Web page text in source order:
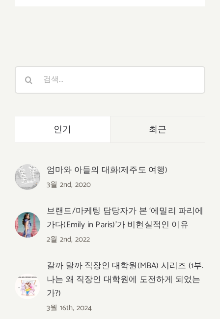
인기 최근
엄마와 아들의 대화(제주도 여행)
3월 2nd, 2020
브랜드/마케팅 담당자가 본 ‘에밀리 파리에
가다(Emily in Paris)’가 비현실적인 이유
2월 2nd, 2022
갈까 말까 직장인 대학원(MBA) 시리즈 (1부.
나는 왜 직장인 대학원에 도전하게 되었는
가?)
3월 16th, 2024